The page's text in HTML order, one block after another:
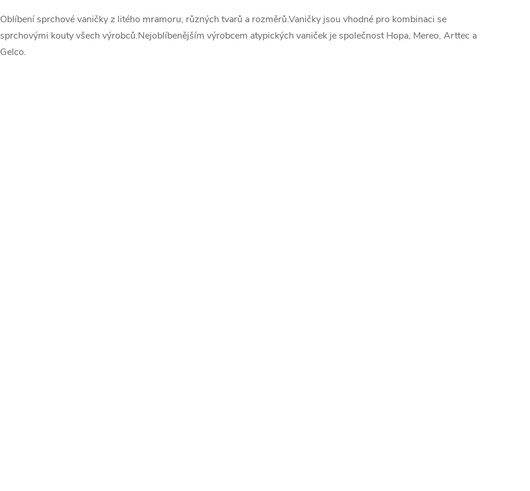
v
l
á
Oblíbení sprchové vaničky z litého mramoru, různých tvarů a rozměrů.Vaničky jsou vhodné pro kombinaci se
sprchovými kouty všech výrobců.Nejoblíbenějším výrobcem atypických vaniček je společnost Hopa, Mereo, Arttec a
Gelco.